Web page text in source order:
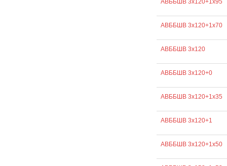
АВББШВ 3х120+1х95
АВББШВ 3х120+1х70
АВББШВ 3х120
АВББШВ 3х120+0
АВББШВ 3х120+1х35
АВББШВ 3х120+1
АВББШВ 3х120+1х50